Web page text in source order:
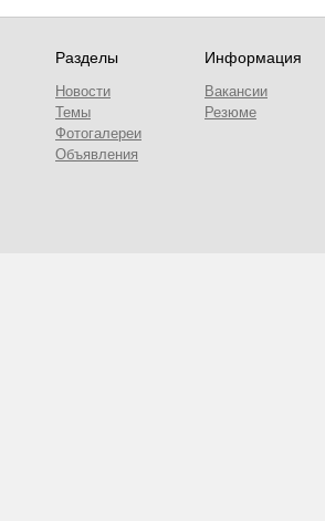
Разделы
Новости
Темы
Фотогалереи
Объявления
Информация
Вакансии
Резюме